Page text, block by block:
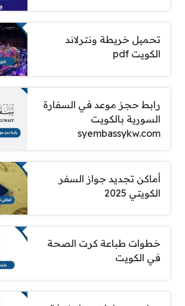
تحميل خريطة ونترلاند
الكويت pdf
رابط حجز موعد في السفارة
السورية بالكويت
syembassykw.com
أماكن تجديد جواز السفر
الكويتي 2025
خطوات طباعة كرت الصحة
في الكويت